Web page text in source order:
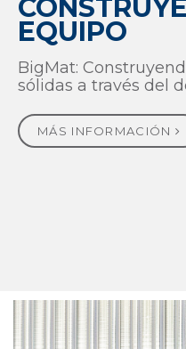
EQUIPO
BigMat:
sólidas a través del
MÁS INFORMACIÓN